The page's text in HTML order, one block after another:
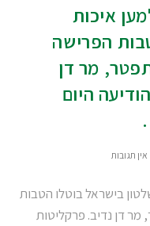
איכות
הפרישה
מר דן
היום
אין תגובות
בישראל בוטלו הטבות
דן נדיב. פרקליטות